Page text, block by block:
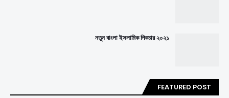
নতুন বাংলা ইসলামিক পিকচার ২০২১
FEATURED POST